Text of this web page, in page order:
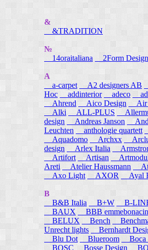
&
&TRADITION
№
14oraitaliana
2Form Design
A
a-carpet
A2 designers AB
Hoc
addinterior adeco
Ahrend
Aico Design Air
Alki
ALL-PLUS
design
Andreas Janson
Leuchten
anthologie quartett
Aquadomo
Archxx
design
Arlex Italia
Artifort
Artisan
Areti
Atelier Haussmann
Axo Light
AXOR Ayal
B
B&B Italia
B+W B-
BAUX
BBB
BELUX
Bench
Unrecht lights
Bernhardt
Blu Dot
Blueroom Boca
BOSC Bosse Design